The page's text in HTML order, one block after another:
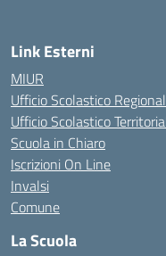
Link Esterni
MIUR
Ufficio Scolastico
Ufficio Scolastico
Scuola in Chiaro
Iscrizioni On Line
Invalsi
Comune
La Scuola